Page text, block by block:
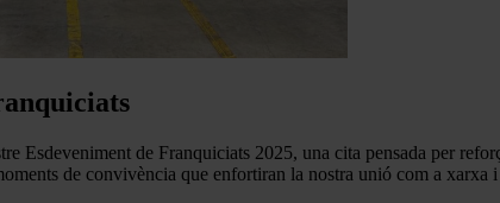
Esdeveniment de Franquiciats 2025, una cita pensada per
de convivència que enfortiran la nostra unió com a xarxa